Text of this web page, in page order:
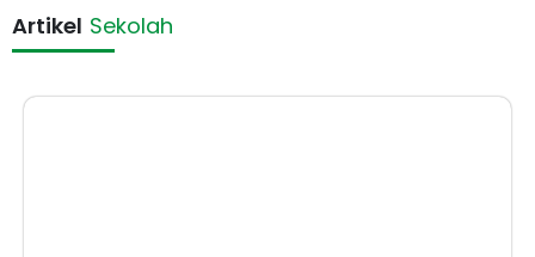
Artikel Sekolah